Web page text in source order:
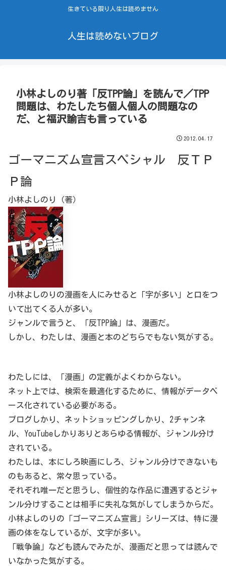
生きている限り人生は読めません
人生は読めないブログ
小林よしのり著「反TPP論」を読んで／TPP
問題は、わたしたち個人個人の問題なの
だ、と福沢諭吉も言っている
2012.04.17
ゴーマニズム宣言スペシャル 反ＴＰ
Ｐ論
小林よしのり（著）
小林よしのりの漫画を人にみせると「字が多い」と口をつ
いて出てくる人が多い。
ジャンルで言うと、「反TPP論」は、漫画だ。
しかし、わたしは、漫画と本のどちらでもない気がする。
わたしには、「漫画」の定義がよくわからない。
ネット上では、検索を最適化するために、情報がデータベ
ース化されている必要がある。
ブログしかり、ネットショッピングしかり、2チャンネ
ル、YouTubeしかりありとあらゆる情報が、ジャンル分け
されている。
わたしは、本にしろ映画にしろ、ジャンル分けできないも
のもあると、常々思っている。
それぞれ唯一だと思うし、個性的な作品に遭遇するとジャ
ンル分けすることは相手に失礼な気がしてしまうからだ。
小林よしのりの「ゴーマニズム宣言」シリーズは、特に漫
画の体をなしているが、文字が多い。
「戦争論」なども読んでみたが、漫画だと思っては読んで
いなかった気がする。